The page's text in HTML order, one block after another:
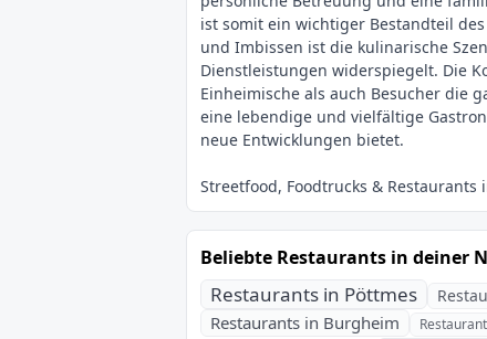
ist somit ein wichtiger Bestandteil
und Imbissen ist die kulinarische
Dienstleistungen widerspiegelt. Die
Einheimische als auch Besucher die
eine lebendige und vielfältige
Beliebte Restaurants in deiner
Restaurants in Pöttmes
Restaurants in Burgheim